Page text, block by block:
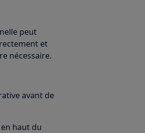
peut
et
nécessaire.
avant de
haut du